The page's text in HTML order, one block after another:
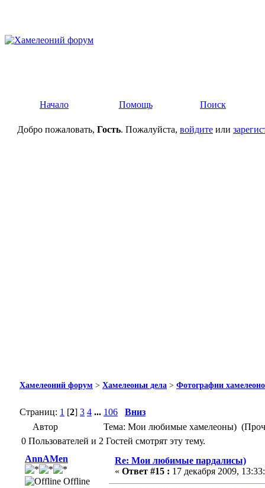
Начало Помощь Поиск
Добро пожаловать, Гость. Пожалуйста, войдите или
Хамелеоний форум > Хамелеоньи дела > Фотографии
Страниц: 1 [2] 3 4 ... 106
Вниз
Автор
Тема: Мои любимые хамелеоны)
0 Пользователей и 2 Гостей смотрят эту тему.
AnnAMen
Offline
Re: Мои любимые пардалисы)
« Ответ #15 : 17 декабря 2009,